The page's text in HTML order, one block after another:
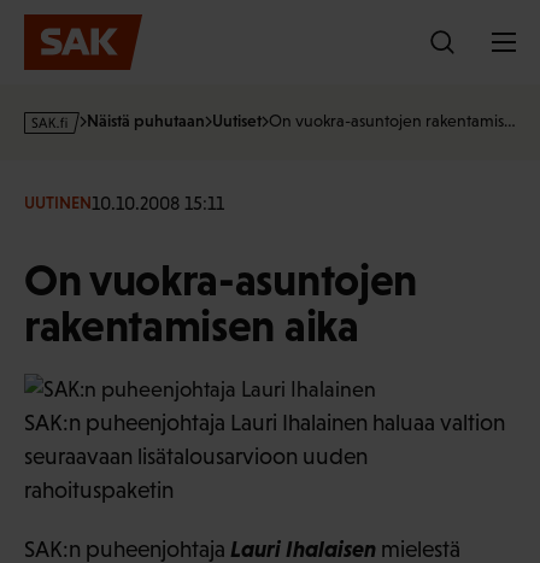
Hyppää
sisältöön
s
·
Näistä puhutaan Uutiset On vuokra-asuntojen rakentamis…
UUTINEN10.10.2008 15:11
On vuokra-asuntojen
rakentamisen aika
SAK:n puheenjohtaja Lauri Ihalainen haluaa valtion
seuraavaan lisätalousarvioon uuden
rahoituspaketin
SAK:n puheenjohtaja Lauri Ihalaisen mielestä